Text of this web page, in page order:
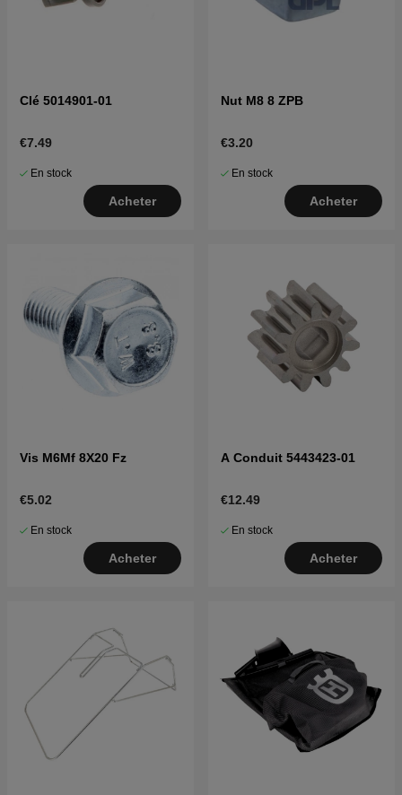
Clé 5014901-01
€7.49
En stock
Acheter
Nut M8 8 ZPB
€3.20
En stock
Acheter
Vis M6Mf 8X20 Fz
€5.02
En stock
Acheter
A Conduit 5443423-01
€12.49
En stock
Acheter